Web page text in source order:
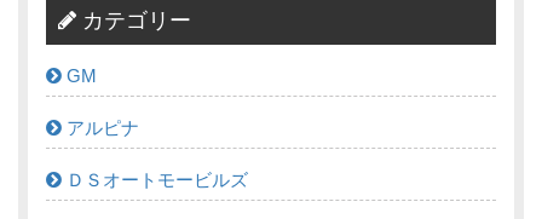
カテゴリー
GM
アルピナ
ＤＳオートモービルズ